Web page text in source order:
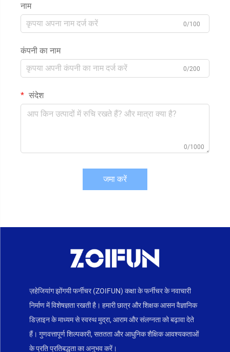
नाम
0/100
कंपनी का नाम
0/200
संदेश
0/1000
जमा करें
ज़हेजियांग झोंगयी फर्नीचर (ZOIFUN) कक्षा के फर्नीचर के नवाचारी
निर्माण में विशेषज्ञता रखती है। हमारी छात्र और शिक्षक आसन वैज्ञानिक
डिज़ाइन के माध्यम से स्वस्थ मुद्रा, आराम और संलग्नता को बढ़ावा देते
हैं। गुणवत्तापूर्ण शिल्पकारी, सततता और आधुनिक शैक्षिक आवश्यकताओं
के प्रति प्रतिबद्धता का अनुभव करें।